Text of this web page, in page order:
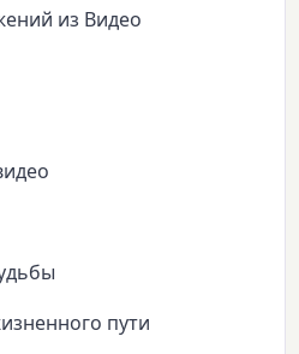
из Видео
пути